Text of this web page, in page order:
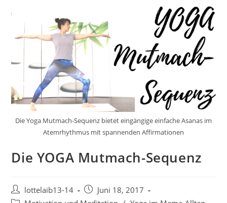
Die Yoga Mutmach-Sequenz bietet eingängige einfache Asanas im
Atemrhythmus mit spannenden Affirmationen
Die YOGA Mutmach-Sequenz
Beitrags-
Autor:
lottelaib13-14
Beitrag
veröffentlicht:
Juni 18, 2017